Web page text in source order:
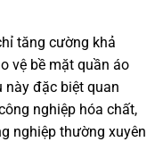
tăng cường khả
vệ bề mặt quần áo
này đặc biệt quan
nghiệp hóa chất,
nghiệp thường xuyên